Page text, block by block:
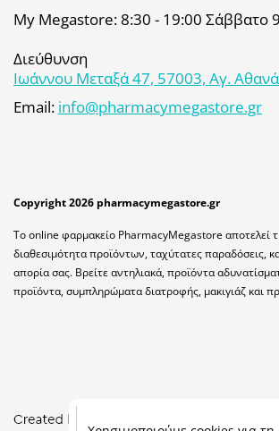
My Megastore: 8:30 - 19:00 Σάββατο
Διεύθυνση
Ιωάννου Μεταξά 47, 57003, Αγ.
Email: info@pharmacymegastore.gr
Copyright 2026 pharmacymegastore.gr
Το online φαρμακείο PharmacyMegastore αποτελεί
διαθεσιμότητα προϊόντων, ταχύτατες παραδόσεις,
απορία σας. Βρείτε αντηλιακά, προϊόντα
προϊόντα, συμπληρώματα διατροφής, μακιγιάζ και